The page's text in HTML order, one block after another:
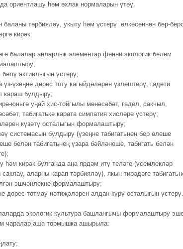
ориентлашу һәм әхлак нормаларын үтәү.
баланы тәрбияләү, укыту һәм үстерү өлкәсеннән бер-
кирәк:
балалар аңларлык элементар фәнни экологик белем
белү активлыгын үстерү;
үз-үзеңне дөрес тоту кагыйдәләрен үзләштерү, гадәти
караш булдыру;
юньгә уңай хис-тойгылы мөнәсәбәт, гадел, сакчыл,
табигатькә карата симпатия хисләре үстерү;
күзәтү осталыгын формалаштыру;
системасын булдыру (үзеңне табигатьнең бер өлеше
белән табигатьнең үзара бәйләнеше, табигать белән
һәм кирәк булганда аңа ярдәм итү теләге (үсемлекләр
аларны карап тәрбияләү), якын тирәдәге
эшчәнлекне формалаштыру;
дөрес тотмау нәтиҗәләрен алдан күрү осталыгын үстерү.
экологик культура башлангычы формалаштыру
чаралар аша тормышка ашырыла: